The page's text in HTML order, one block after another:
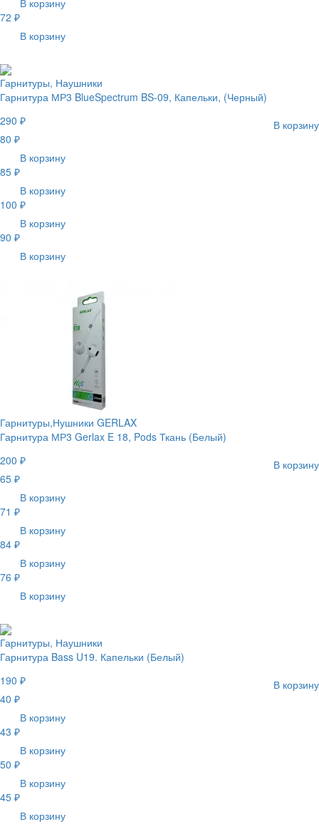
72 ₽
В корзину
Гарнитуры, Наушники
Гарнитура МР3 BlueSpectrum BS-09, Капельки, (Черный)
290 ₽
В корзину
80 ₽
В корзину
85 ₽
В корзину
100 ₽
В корзину
90 ₽
В корзину
Гарнитуры,Нушники GERLAX
Гарнитура МР3 Gerlax E 18, Pods Ткань (Белый)
200 ₽
В корзину
65 ₽
В корзину
71 ₽
В корзину
84 ₽
В корзину
76 ₽
В корзину
Гарнитуры, Наушники
Гарнитура Bass U19. Капельки (Белый)
190 ₽
В корзину
40 ₽
В корзину
43 ₽
В корзину
50 ₽
В корзину
45 ₽
В корзину